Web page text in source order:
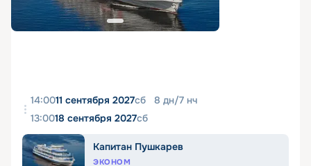
14:0011 сентября 2027сб 8 дн/7 нч
13:0018 сентября 2027сб
Капитан Пушкарев
ЭКОНОМ